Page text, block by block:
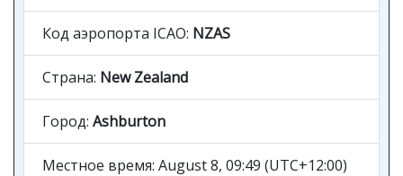
Код аэропорта ICAO: NZAS
Страна: New Zealand
Город: Ashburton
Местное время: August 8, 09:49 (UTC+12:00)